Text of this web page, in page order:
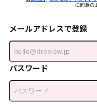
に同意の
メールアドレスで登録
パスワード